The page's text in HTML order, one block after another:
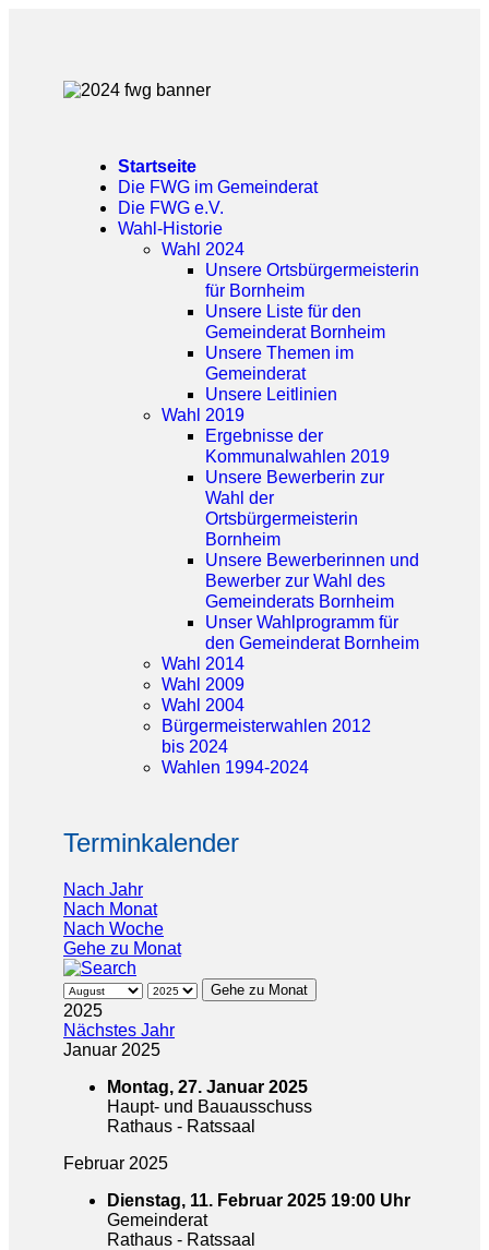
Startseite
Die FWG im Gemeinderat
Die FWG e.V.
Wahl-Historie
Wahl 2024
Unsere Ortsbürgermeisterin
für Bornheim
Unsere Liste für den
Gemeinderat Bornheim
Unsere Themen im
Gemeinderat
Unsere Leitlinien
Wahl 2019
Ergebnisse der
Kommunalwahlen 2019
Unsere Bewerberin zur
Wahl der
Ortsbürgermeisterin
Bornheim
Unsere Bewerberinnen und
Bewerber zur Wahl des
Gemeinderats Bornheim
Unser Wahlprogramm für
den Gemeinderat Bornheim
Wahl 2014
Wahl 2009
Wahl 2004
Bürgermeisterwahlen 2012
bis 2024
Wahlen 1994-2024
Terminkalender
Nach Jahr
Nach Monat
Nach Woche
Gehe zu Monat
Gehe zu Monat
2025
Nächstes Jahr
Januar 2025
Montag, 27. Januar 2025
Haupt- und Bauausschuss
Rathaus - Ratssaal
Februar 2025
Dienstag, 11. Februar 2025 19:00 Uhr
Gemeinderat
Rathaus - Ratssaal